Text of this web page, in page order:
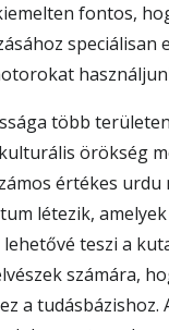
fontos,
speciálisan
több
örökség
értékes urdu
létezik,
teszi a
számára,
a tudásbázishoz.